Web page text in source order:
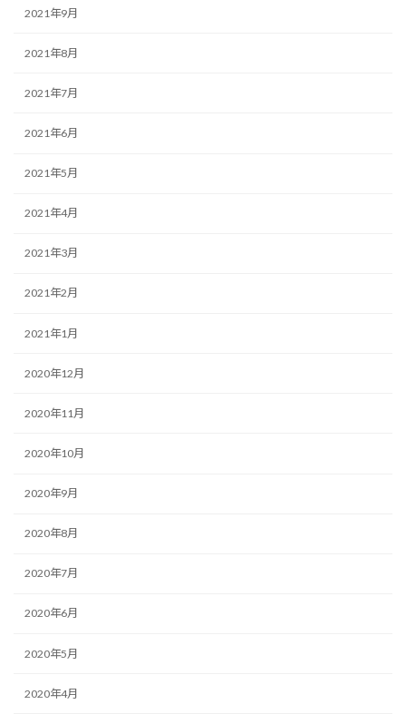
2021年9月
2021年8月
2021年7月
2021年6月
2021年5月
2021年4月
2021年3月
2021年2月
2021年1月
2020年12月
2020年11月
2020年10月
2020年9月
2020年8月
2020年7月
2020年6月
2020年5月
2020年4月